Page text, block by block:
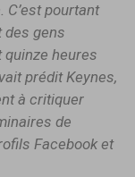
pourtant
des gens
heures
prédit Keynes,
à critiquer
de
Facebook et